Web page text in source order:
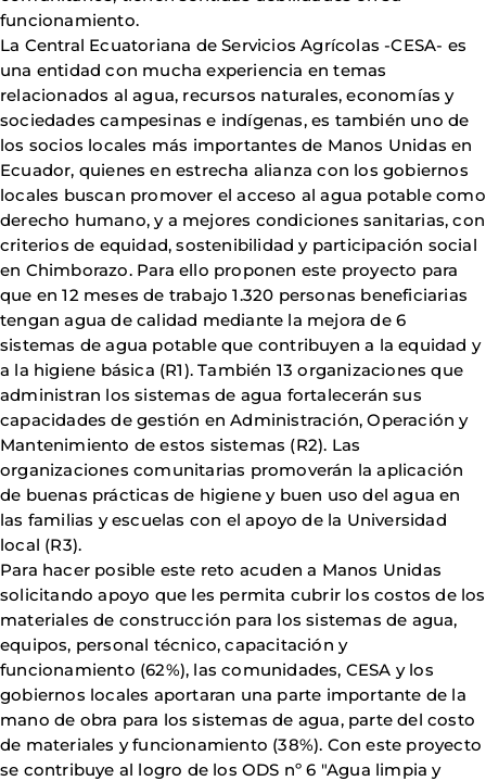
funcionamiento.
La Central Ecuatoriana de Servicios Agrícolas -CESA- es
una entidad con mucha experiencia en temas
relacionados al agua, recursos naturales, economías y
sociedades campesinas e indígenas, es también uno de
los socios locales más importantes de Manos Unidas en
Ecuador, quienes en estrecha alianza con los gobiernos
locales buscan promover el acceso al agua potable como
derecho humano, y a mejores condiciones sanitarias, con
criterios de equidad, sostenibilidad y participación social
en Chimborazo. Para ello proponen este proyecto para
que en 12 meses de trabajo 1.320 personas beneficiarias
tengan agua de calidad mediante la mejora de 6
sistemas de agua potable que contribuyen a la equidad y
a la higiene básica (R1). También 13 organizaciones que
administran los sistemas de agua fortalecerán sus
capacidades de gestión en Administración, Operación y
Mantenimiento de estos sistemas (R2). Las
organizaciones comunitarias promoverán la aplicación
de buenas prácticas de higiene y buen uso del agua en
las familias y escuelas con el apoyo de la Universidad
local (R3).
Para hacer posible este reto acuden a Manos Unidas
solicitando apoyo que les permita cubrir los costos de los
materiales de construcción para los sistemas de agua,
equipos, personal técnico, capacitación y
funcionamiento (62%), las comunidades, CESA y los
gobiernos locales aportaran una parte importante de la
mano de obra para los sistemas de agua, parte del costo
de materiales y funcionamiento (38%). Con este proyecto
se contribuye al logro de los ODS nº 6 "Agua limpia y